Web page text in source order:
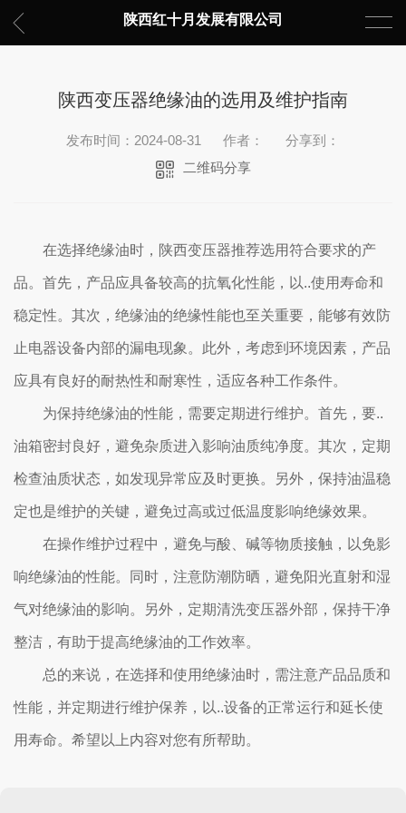
陕西红十月发展有限公司
陕西变压器绝缘油的选用及维护指南
发布时间：2024-08-31 作者：
分享到：
二维码分享
在选择绝缘油时，陕西变压器推荐选用符合要求的产
品。首先，产品应具备较高的抗氧化性能，以..使用寿命和
稳定性。其次，绝缘油的绝缘性能也至关重要，能够有效防
止电器设备内部的漏电现象。此外，考虑到环境因素，产品
应具有良好的耐热性和耐寒性，适应各种工作条件。
为保持绝缘油的性能，需要定期进行维护。首先，要..
油箱密封良好，避免杂质进入影响油质纯净度。其次，定期
检查油质状态，如发现异常应及时更换。另外，保持油温稳
定也是维护的关键，避免过高或过低温度影响绝缘效果。
在操作维护过程中，避免与酸、碱等物质接触，以免影
响绝缘油的性能。同时，注意防潮防晒，避免阳光直射和湿
气对绝缘油的影响。另外，定期清洗变压器外部，保持干净
整洁，有助于提高绝缘油的工作效率。
总的来说，在选择和使用绝缘油时，需注意产品品质和
性能，并定期进行维护保养，以..设备的正常运行和延长使
用寿命。希望以上内容对您有所帮助。